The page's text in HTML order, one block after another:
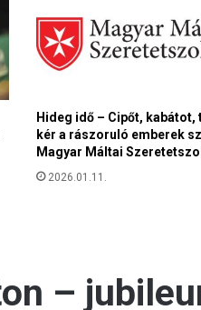
Hideg idő – Cipőt, kabátot,
kér a rászoruló emberek
Magyar Máltai
2026.01.11.